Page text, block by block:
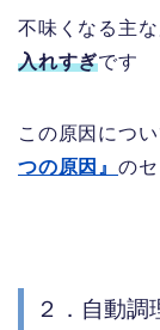
不味くなる主な
入れすぎです
この原因につい
つの原因』 の
２．自動調